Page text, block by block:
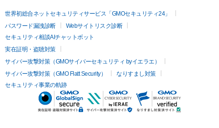
世界初総合ネットセキュリティサービス「GMOセキュリティ24」
パスワード漏洩診断
Webサイトリスク診断
セキュリティ相談AIチャットボット
実在証明・盗聴対策
サイバー攻撃対策（GMOサイバーセキュリティ byイエラエ）
サイバー攻撃対策（GMO Flatt Security）
なりすまし対策
セキュリティ事業の軌跡